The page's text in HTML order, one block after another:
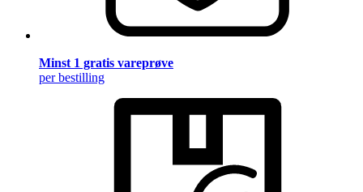
Minst 1 gratis vareprøve
per bestilling